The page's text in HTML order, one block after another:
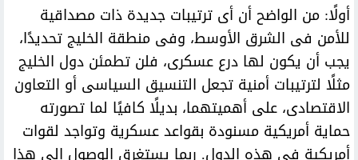
أولًا: من الواضح أن أى ترتيبات جديدة ذات مصداقية
للأمن فى الشرق الأوسط، وفى منطقة الخليج تحديدًا،
يجب أن يكون لها درع عسكرى، فلن تطمئن دول الخليج
مثلًا لترتيبات أمنية تجعل التنسيق السياسى أو التعاون
الاقتصادى، على أهميتهما، بديلًا كافيًا لما تصورته
حماية أمريكية مسنودة بقواعد عسكرية وتواجد لقوات
أمريكية فى هذه الدول. ربما يستغرق الوصول إلى هذا